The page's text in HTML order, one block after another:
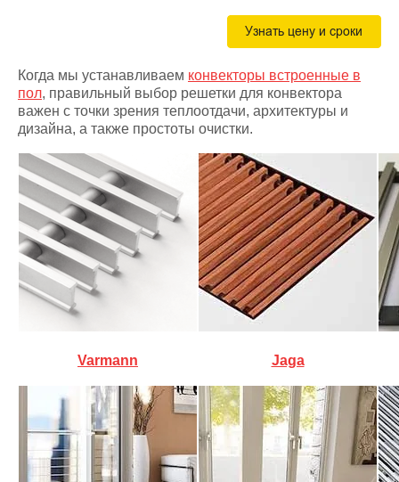
Когда мы устанавливаем конвекторы встроенные в
пол, правильный выбор решетки для конвектора
важен с точки зрения теплоотдачи, архитектуры и
дизайна, а также простоты очистки.
Varmann Jaga